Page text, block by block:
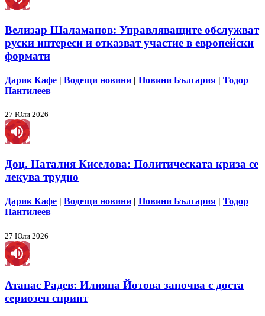
Велизар Шаламанов: Управляващите обслужват
руски интереси и отказват участие в европейски
формати
Дарик Кафе | Водещи новини | Новини България | Тодор
Пантилеев
27 Юли 2026
Доц. Наталия Киселова: Политическата криза се
лекува трудно
Дарик Кафе | Водещи новини | Новини България | Тодор
Пантилеев
27 Юли 2026
Атанас Радев: Илияна Йотова започва с доста
сериозен спринт